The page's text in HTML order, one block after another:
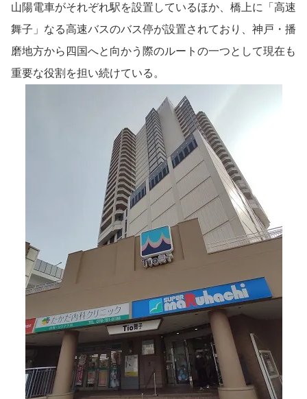
山陽電車がそれぞれ駅を設置しているほか、橋上に「高速
舞子」なる高速バスのバス停が設置されており、神戸・播
磨地方から四国へと向かう際のルートの一つとして現在も
重要な役割を担い続けている。